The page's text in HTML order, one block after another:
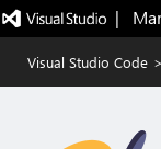
|
Visual Studio Code >